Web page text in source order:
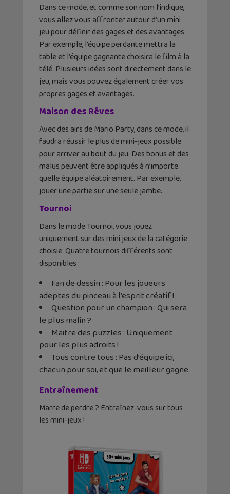
Dans ce mode, et comme son nom l’indique,
vous allez vous affronter autour d’un mini
jeu pour définir des gages et des avantages.
Par exemple, l’équipe perdante mettra la
table et l’équipe gagnante choisira le film à la
télé. Plusieurs idées sont directement dans le
jeu, mais vous pouvez également créer vos
propres gages et avantages.
Maison des Rêves
Avec des airs de Mario Party, dans ce mode, il
faudra réussir le plus de mini-jeux possible
pour arriver au bout du jeu. Des bonus et des
malus peuvent être appliqués à n’importe
quelle équipe aléatoirement. Par exemple,
jouer une partie sur une seule jambe.
Tournoi
Dans le mode Tournoi, vous jouez
uniquement sur des mini jeux de la catégorie
choisie. Quatre tournois différents sont
disponibles :
Fan de dessin : Pour les joueurs
adeptes du pinceau à l’esprit créatif !
Question pour un champion : Qui sera
le plus malin ?
Maitre des puzzles : Uniquement
pour les plus adroits !
Tous contre tous : Pas d’équipe ici,
chacun pour soi, et que le meilleur gagne.
Entraînement
Marre de perdre ? Entraînez-vous sur tous
les mini-jeux !